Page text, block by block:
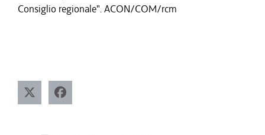
Consiglio regionale". ACON/COM/rcm